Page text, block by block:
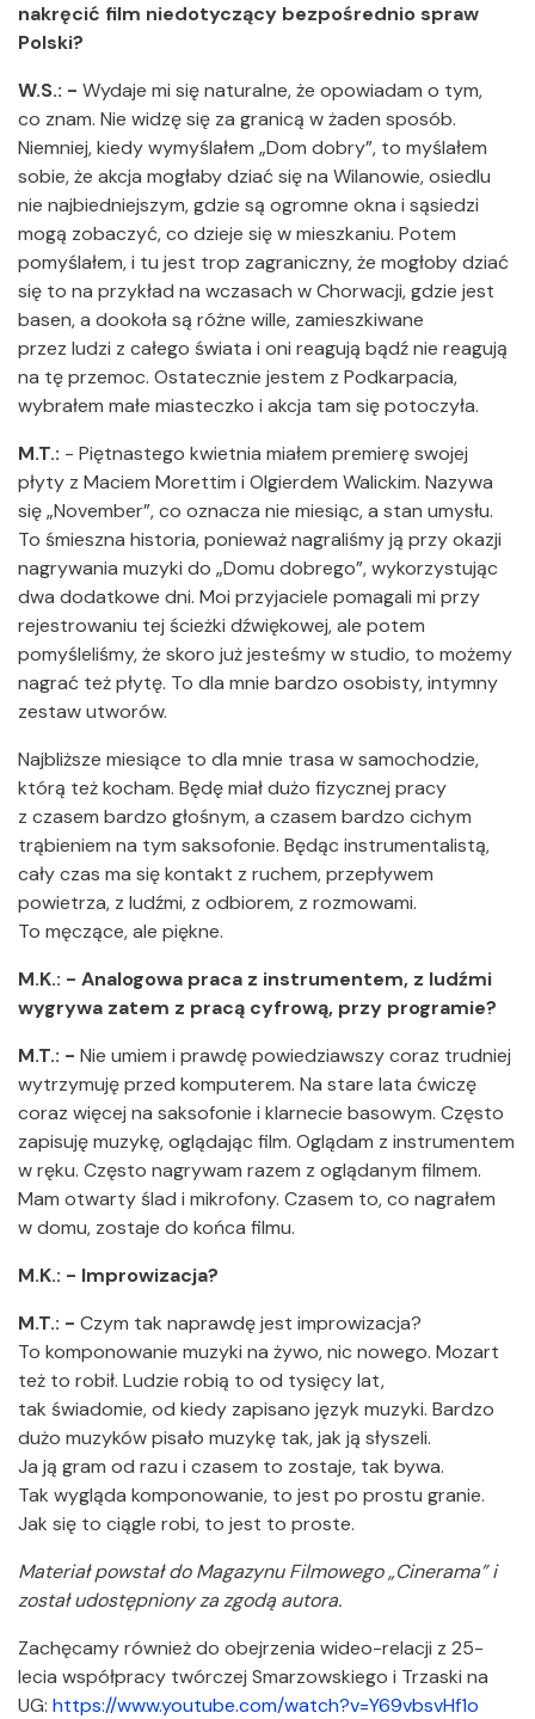
nakręcić film niedotyczący bezpośrednio spraw
Polski?
W.S.: - Wydaje mi się naturalne, że opowiadam o tym,
co znam. Nie widzę się za granicą w żaden sposób.
Niemniej, kiedy wymyślałem „Dom dobry”, to myślałem
sobie, że akcja mogłaby dziać się na Wilanowie, osiedlu
nie najbiedniejszym, gdzie są ogromne okna i sąsiedzi
mogą zobaczyć, co dzieje się w mieszkaniu. Potem
pomyślałem, i tu jest trop zagraniczny, że mogłoby dziać
się to na przykład na wczasach w Chorwacji, gdzie jest
basen, a dookoła są różne wille, zamieszkiwane
przez ludzi z całego świata i oni reagują bądź nie reagują
na tę przemoc. Ostatecznie jestem z Podkarpacia,
wybrałem małe miasteczko i akcja tam się potoczyła.
M.T.: - Piętnastego kwietnia miałem premierę swojej
płyty z Maciem Morettim i Olgierdem Walickim. Nazywa
się „November”, co oznacza nie miesiąc, a stan umysłu.
To śmieszna historia, ponieważ nagraliśmy ją przy okazji
nagrywania muzyki do „Domu dobrego”, wykorzystując
dwa dodatkowe dni. Moi przyjaciele pomagali mi przy
rejestrowaniu tej ścieżki dźwiękowej, ale potem
pomyśleliśmy, że skoro już jesteśmy w studio, to możemy
nagrać też płytę. To dla mnie bardzo osobisty, intymny
zestaw utworów.
Najbliższe miesiące to dla mnie trasa w samochodzie,
którą też kocham. Będę miał dużo fizycznej pracy
z czasem bardzo głośnym, a czasem bardzo cichym
trąbieniem na tym saksofonie. Będąc instrumentalistą,
cały czas ma się kontakt z ruchem, przepływem
powietrza, z ludźmi, z odbiorem, z rozmowami.
To męczące, ale piękne.
M.K.: - Analogowa praca z instrumentem, z ludźmi
wygrywa zatem z pracą cyfrową, przy programie?
M.T.: - Nie umiem i prawdę powiedziawszy coraz trudniej
wytrzymuję przed komputerem. Na stare lata ćwiczę
coraz więcej na saksofonie i klarnecie basowym. Często
zapisuję muzykę, oglądając film. Oglądam z instrumentem
w ręku. Często nagrywam razem z oglądanym filmem.
Mam otwarty ślad i mikrofony. Czasem to, co nagrałem
w domu, zostaje do końca filmu.
M.K.: - Improwizacja?
M.T.: - Czym tak naprawdę jest improwizacja?
To komponowanie muzyki na żywo, nic nowego. Mozart
też to robił. Ludzie robią to od tysięcy lat,
tak świadomie, od kiedy zapisano język muzyki. Bardzo
dużo muzyków pisało muzykę tak, jak ją słyszeli.
Ja ją gram od razu i czasem to zostaje, tak bywa.
Tak wygląda komponowanie, to jest po prostu granie.
Jak się to ciągle robi, to jest to proste.
Materiał powstał do Magazynu Filmowego „Cinerama” i
został udostępniony za zgodą autora.
Zachęcamy również do obejrzenia wideo-relacji z 25-
lecia współpracy twórczej Smarzowskiego i Trzaski na
UG: https://www.youtube.com/watch?v=Y69vbsvHf1o